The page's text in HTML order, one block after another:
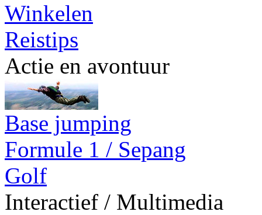
Winkelen
Reistips
Actie en avontuur
Base jumping
Formule 1 / Sepang
Golf
Interactief / Multimedia